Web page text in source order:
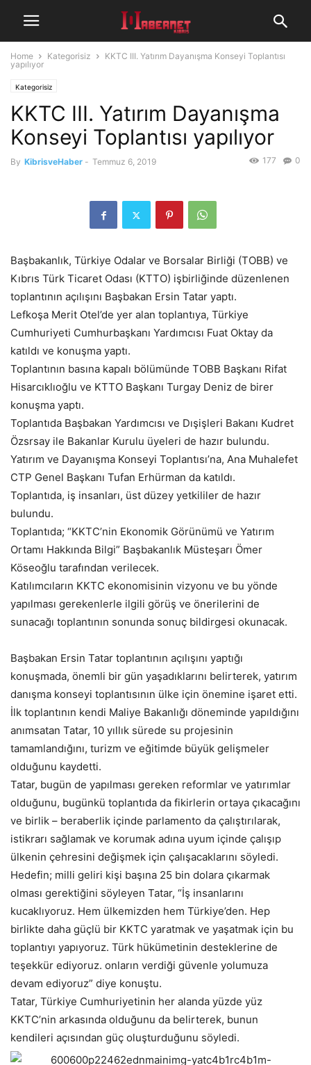
Home Kategorisiz
KKTC III. Yatırım Dayanışma Konseyi Toplantısı
yapılıyor
Kategorisiz
KKTC III. Yatırım Dayanışma
Konseyi Toplantısı yapılıyor
By KibrisveHaber - Temmuz 6, 2019 0
177
Başbakanlık, Türkiye Odalar ve Borsalar Birliği (TOBB) ve
Kıbrıs Türk Ticaret Odası (KTTO) işbirliğinde düzenlenen
toplantının açılışını Başbakan Ersin Tatar yaptı.
Lefkoşa Merit Otel’de yer alan toplantıya, Türkiye
Cumhuriyeti Cumhurbaşkanı Yardımcısı Fuat Oktay da
katıldı ve konuşma yaptı.
Toplantının basına kapalı bölümünde TOBB Başkanı Rifat
Hisarcıklıoğlu ve KTTO Başkanı Turgay Deniz de birer
konuşma yaptı.
Toplantıda Başbakan Yardımcısı ve Dışişleri Bakanı Kudret
Özsrsay ile Bakanlar Kurulu üyeleri de hazır bulundu.
Yatırım ve Dayanışma Konseyi Toplantısı’na, Ana Muhalefet
CTP Genel Başkanı Tufan Erhürman da katıldı.
Toplantıda, iş insanları, üst düzey yetkililer de hazır
bulundu.
Toplantıda; “KKTC’nin Ekonomik Görünümü ve Yatırım
Ortamı Hakkında Bilgi” Başbakanlık Müsteşarı Ömer
Köseoğlu tarafından verilecek.
Katılımcıların KKTC ekonomisinin vizyonu ve bu yönde
yapılması gerekenlerle ilgili görüş ve önerilerini de
sunacağı toplantının sonunda sonuç bildirgesi okunacak.
Başbakan Ersin Tatar toplantının açılışını yaptığı
konuşmada, önemli bir gün yaşadıklarını belirterek, yatırım
danışma konseyi toplantısının ülke için önemine işaret etti.
İlk toplantının kendi Maliye Bakanlığı döneminde yapıldığını
anımsatan Tatar, 10 yıllık sürede su projesinin
tamamlandığını, turizm ve eğitimde büyük gelişmeler
olduğunu kaydetti.
Tatar, bugün de yapılması gereken reformlar ve yatırımlar
olduğunu, bugünkü toplantıda da fikirlerin ortaya çıkacağını
ve birlik – beraberlik içinde parlamento da çalıştırılarak,
istikrarı sağlamak ve korumak adına uyum içinde çalışıp
ülkenin çehresini değişmek için çalışacaklarını söyledi.
Hedefin; milli geliri kişi başına 25 bin dolara çıkarmak
olması gerektiğini söyleyen Tatar, “İş insanlarını
kucaklıyoruz. Hem ülkemizden hem Türkiye’den. Hep
birlikte daha güçlü bir KKTC yaratmak ve yaşatmak için bu
toplantıyı yapıyoruz. Türk hükümetinin desteklerine de
teşekkür ediyoruz. onların verdiği güvenle yolumuza
devam ediyoruz” diye konuştu.
Tatar, Türkiye Cumhuriyetinin her alanda yüzde yüz
KKTC’nin arkasında olduğunu da belirterek, bunun
kendileri açısından güç oluşturduğunu söyledi.